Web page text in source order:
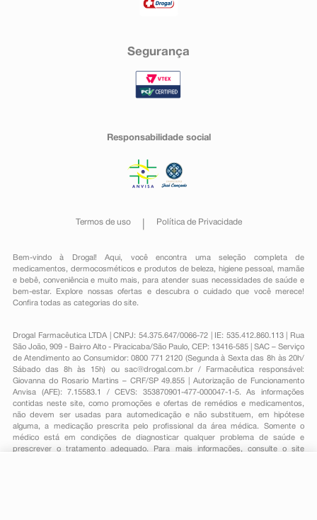
Segurança
Responsabilidade social
Termos de uso Política de Privacidade
Bem-vindo à Drogal! Aqui, você encontra uma seleção completa de
medicamentos , dermocosméticos e produtos de beleza, higiene pessoal ,mamãe
e bebê, conveniênciae muito mais, para atender suas necessidades de saúde e
bem-estar. Explore nossas ofertas e descubra o cuidado que você merece!
Confira todas as categorias do site.
Drogal Farmacêutica LTDA | CNPJ: 54.375.647/0066-72 | IE: 535.412.860.113 | Rua
São João, 909 - Bairro Alto - Piracicaba/São Paulo, CEP: 13416-585 | SAC – Serviço
de Atendimento ao Consumidor: 0800 771 2120 (Segunda à Sexta das 8h às 20h/
Sábado das 8h às 15h) ou sac@drogal.com.br/ Farmacêutica responsável:
Giovanna do Rosario Martins – CRF/SP 49.855 | Autorização de Funcionamento
Anvisa (AFE): 7.15583.1 / CEVS: 353870901-477-000047-1-5. As informações
contidas neste site, como promoções e ofertas de remédios e medicamentos,
não devem ser usadas para automedicação e não substituem, em hipótese
alguma, a medicação prescrita pelo profissional da área médica. Somente o
médico está em condições de diagnosticar qualquer problema de saúde e
prescrever o tratamento adequado. Para mais informações, consulte o site